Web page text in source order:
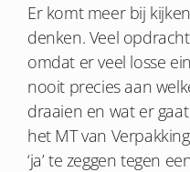
Er komt meer bij
denken. Veel
omdat er veel losse
nooit precies aan
draaien en wat er
het MT van
‘ja’ te zeggen tegen